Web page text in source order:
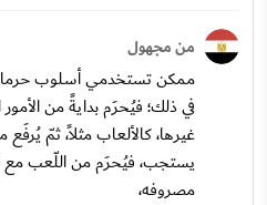
من مجهول
ممكن تستخدمي أسلوب
في ذلك؛ فيُحرَم بدايةً من
غيرها، كالألعاب مثلاً، ثمّ
يستجب، فيُحرَم من اللّعب مع
مصروفه،